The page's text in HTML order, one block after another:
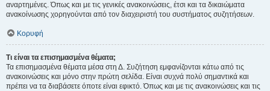
αναρτημένες. Όπως και με τις γενικές ανακοινώσεις, έτσι και τα δικαιώματα
ανακοίνωσης χορηγούνται από τον διαχειριστή του συστήματος συζητήσεων.
Κορυφή
Τι είναι τα επισημασμένα θέματα;
Τα επισημασμένα θέματα μέσα στη Δ. Συζήτηση εμφανίζονται κάτω από τις
ανακοινώσεις και μόνο στην πρώτη σελίδα. Είναι συχνά πολύ σημαντικά και
πρέπει να τα διαβάσετε όποτε είναι εφικτό. Όπως και με τις ανακοινώσεις και τις